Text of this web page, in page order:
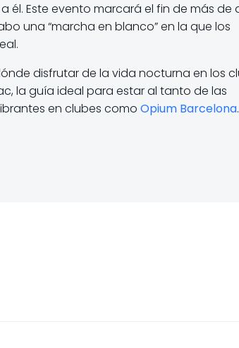
él. Este evento marcará el fin de más de
una “marcha en blanco” en la que los
disfrutar de la vida nocturna en los
la guía ideal para estar al tanto de las
en clubes como Opium Barcelona.